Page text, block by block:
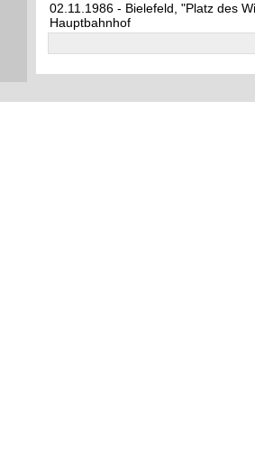
02.11.1986 - Bielefeld, "Platz des
Hauptbahnhof